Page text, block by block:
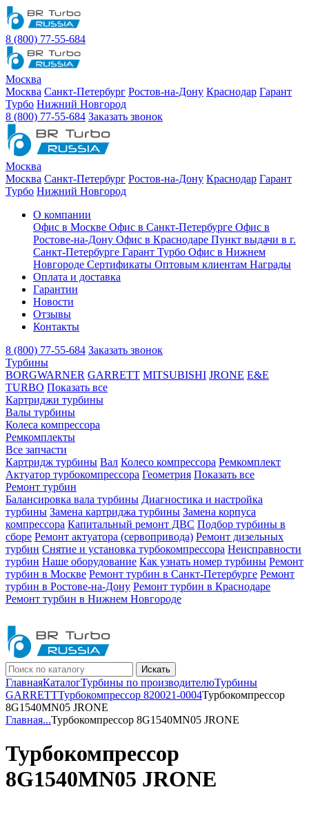
8 (800) 77-55-684
Москва
Москва Санкт-Петербург Ростов-на-Дону Краснодар Гарант
Турбо Нижний Новгород
8 (800) 77-55-684 Заказать звонок
Москва
Москва Санкт-Петербург Ростов-на-Дону Краснодар Гарант
Турбо Нижний Новгород
О компании
Офис в Москве Офис в Санкт-Петербурге Офис в
Ростове-на-Дону Офис в Краснодаре Пункт выдачи в г.
Санкт-Петербурге Гарант Турбо Офис в Нижнем
Новгороде Сертификаты Оптовым клиентам Награды
Оплата и доставка
Гарантии
Новости
Отзывы
Контакты
8 (800) 77-55-684 Заказать звонок
Турбины
BORGWARNER GARRETT MITSUBISHI JRONE E&E
TURBO Показать все
Картриджи турбины
Валы турбины
Колеса компрессора
Ремкомплекты
Все запчасти
Картридж турбины Вал Колесо компрессора Ремкомплект
Актуатор турбокомпрессора Геометрия Показать все
Ремонт турбин
Балансировка вала турбины Диагностика и настройка
турбины Замена картриджа турбины Замена корпуса
компрессора Капитальный ремонт ДВС Подбор турбины в
сборе Ремонт актуатора (сервопривода) Ремонт дизельных
турбин Снятие и установка турбокомпрессора Неисправности
турбин Наше оборудование Как узнать номер турбины Ремонт
турбин в Москве Ремонт турбин в Санкт-Петербурге Ремонт
турбин в Ростове-на-Дону Ремонт турбин в Краснодаре
Ремонт турбин в Нижнем Новгороде
Искать
ГлавнаяКаталогТурбины по производителюТурбины
GARRETTТурбокомпрессор 820021-0004Турбокомпрессор
8G1540MN05 JRONE
Главная...Турбокомпрессор 8G1540MN05 JRONE
Турбокомпрессор
8G1540MN05 JRONE